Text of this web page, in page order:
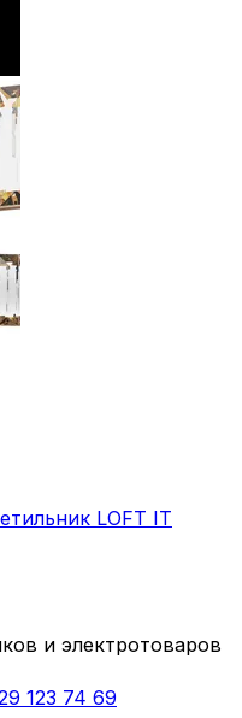
LOFT IT
и электротоваров
123 74 69